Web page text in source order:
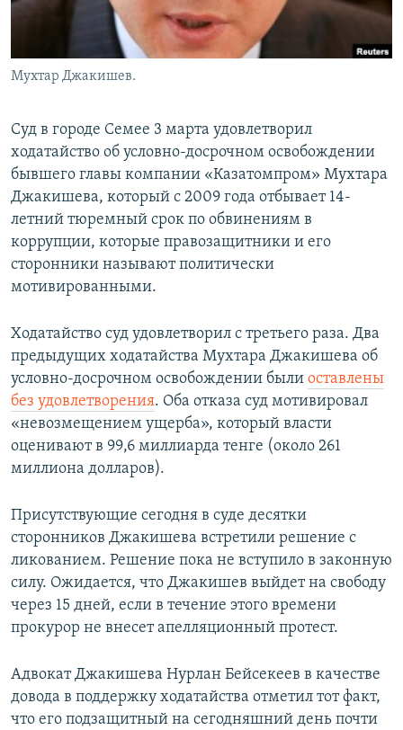
Мухтар Джакишев.
Суд в городе Семее 3 марта удовлетворил
ходатайство об условно-досрочном освобождении
бывшего главы компании «Казатомпром» Мухтара
Джакишева, который с 2009 года отбывает 14-
летний тюремный срок по обвинениям в
коррупции, которые правозащитники и его
сторонники называют политически
мотивированными.
Ходатайство суд удовлетворил с третьего раза. Два
предыдущих ходатайства Мухтара Джакишева об
условно-досрочном освобождении были оставлены
без удовлетворения. Оба отказа суд мотивировал
«невозмещением ущерба», который власти
оценивают в 99,6 миллиарда тенге (около 261
миллиона долларов).
Присутствующие сегодня в суде десятки
сторонников Джакишева встретили решение с
ликованием. Решение пока не вступило в законную
силу. Ожидается, что Джакишев выйдет на свободу
через 15 дней, если в течение этого времени
прокурор не внесет апелляционный протест.
Адвокат Джакишева Нурлан Бейсекеев в качестве
довода в поддержку ходатайства отметил тот факт,
что его подзащитный на сегодняшний день почти